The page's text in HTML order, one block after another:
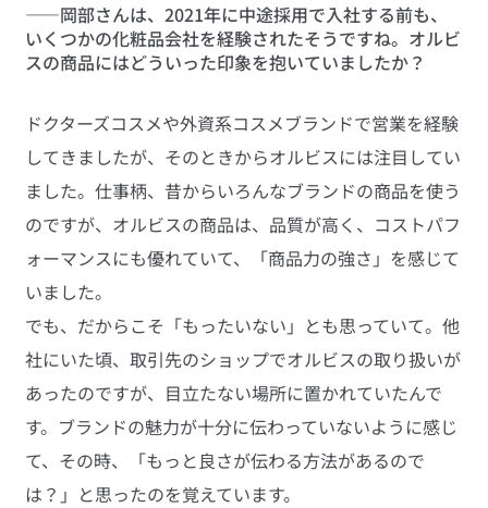
――岡部さんは、2021年に中途採用で入社する前も、
いくつかの化粧品会社を経験されたそうですね。オルビ
スの商品にはどういった印象を抱いていましたか？
ドクターズコスメや外資系コスメブランドで営業を経験
してきましたが、そのときからオルビスには注目してい
ました。仕事柄、昔からいろんなブランドの商品を使う
のですが、オルビスの商品は、品質が高く、コストパフ
ォーマンスにも優れていて、「商品力の強さ」を感じて
いました。
でも、だからこそ「もったいない」とも思っていて。他
社にいた頃、取引先のショップでオルビスの取り扱いが
あったのですが、目立たない場所に置かれていたんで
す。ブランドの魅力が十分に伝わっていないように感じ
て、その時、「もっと良さが伝わる方法があるので
は？」と思ったのを覚えています。